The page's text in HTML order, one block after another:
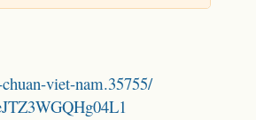
viet-nam.35755/